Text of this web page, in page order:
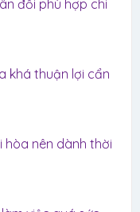
đối phù hợp chi
khá thuận lợi cẩn
hòa nên dành thời